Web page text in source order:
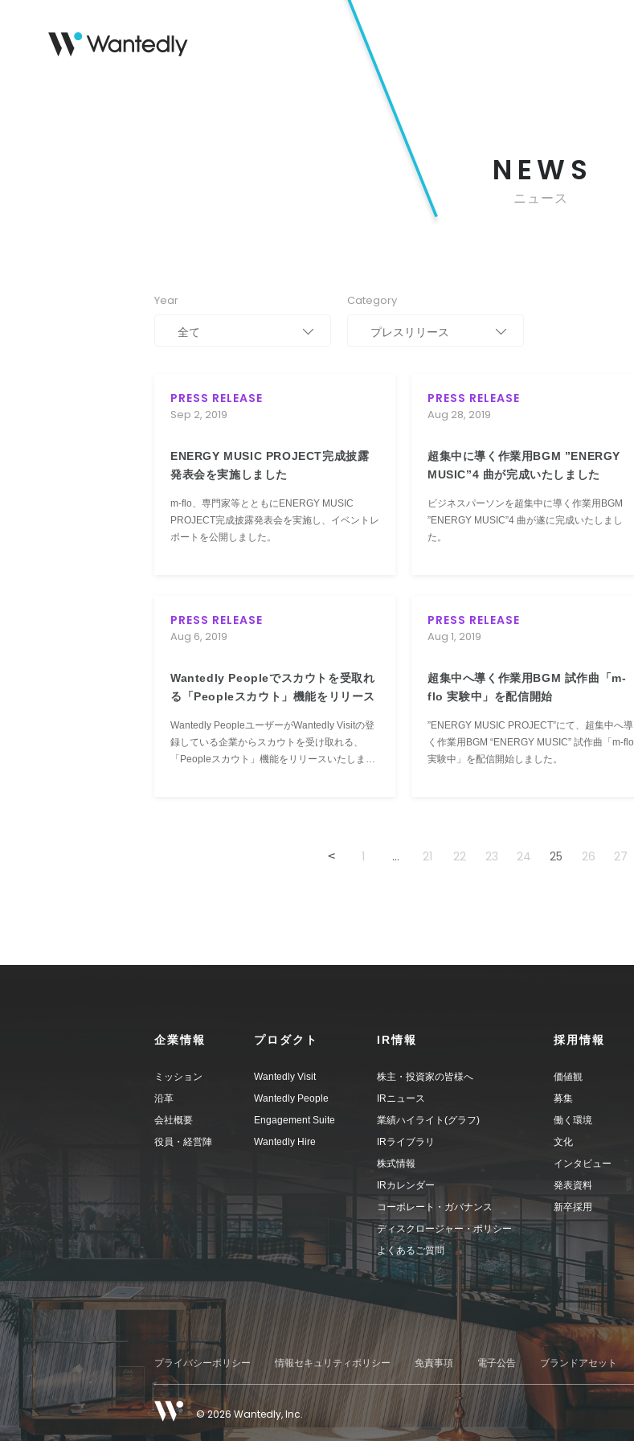
NEWS
ニュース
Year
全て
Category
プレスリリース
PRESS RELEASE
Sep 2, 2019
ENERGY MUSIC PROJECT完成披露
発表会を実施しました
m-flo、専門家等とともにENERGY MUSIC
PROJECT完成披露発表会を実施し、イベントレ
ポートを公開しました。
PRESS RELEASE
Aug 28, 2019
超集中に導く作業用BGM ”ENERGY
MUSIC”4 曲が完成いたしました
ビジネスパーソンを超集中に導く作業用BGM
”ENERGY MUSIC”4 曲が遂に完成いたしまし
た。
PRESS RELEASE
Aug 6, 2019
Wantedly Peopleでスカウトを受取れ
る「Peopleスカウト」機能をリリース
Wantedly PeopleユーザーがWantedly Visitの登
録している企業からスカウトを受け取れる、
「Peopleスカウト」機能をリリースいたしまし
PRESS RELEASE
Aug 1, 2019
超集中へ導く作業用BGM 試作曲「m-
flo 実験中」を配信開始
”ENERGY MUSIC PROJECT”にて、超集中へ導
く作業用BGM “ENERGY MUSIC” 試作曲「m-flo
実験中」を配信開始しました。
< 1 ... 21 22 23 24 25 26 27
企業情報
ミッション
沿革
会社概要
役員・経営陣
プロダクト
Wantedly Visit
Wantedly People
Engagement Suite
Wantedly Hire
IR情報
株主・投資家の皆様へ
IRニュース
業績ハイライト(グラフ)
IRライブラリ
株式情報
IRカレンダー
コーポレート・ガバナンス
ディスクロージャー・ポリシー
よくあるご質問
採用情報
価値観
募集
働く環境
文化
インタビュー
発表資料
新卒採用
プライバシーポリシー 情報セキュリティポリシー 免責事項 電子公告 ブランドアセット
© 2026 Wantedly, Inc.